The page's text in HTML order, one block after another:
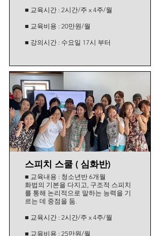
■ 교육시간 : 2시간/주 x 4주/월
■ 교육비용 : 20만원/월
■ 강의시간 : 수요일 17시 부터
스피치 스쿨 ( 심화반)
■ 교육내용 : 청소년반 6개월
화법의 기본을 다지고, 구조적 스피치
를 통해 논리적으로 말하는 능력을 기
르는 데 중점을 둠.
■ 교육시간 : 2시간/주 x 4주/월
■ 교육비용 : 25만원/월